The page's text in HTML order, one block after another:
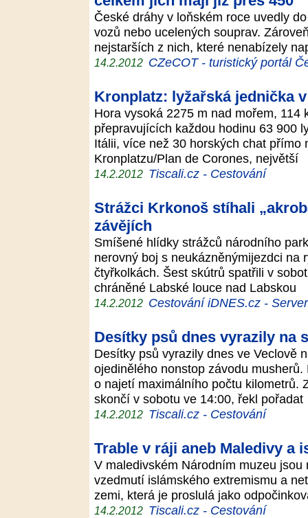
České dráhy v loňském roce uvedly
vozů nebo ucelených souprav.
nejstarších z nich, které nenabízely
14.2.2012 CZeCOT - turistický portál
Kronplatz: lyžařská jednička
Hora vysoká 2275 m nad mořem,
přepravujících každou hodinu 63 900
Itálii, více než 30 horských chat přímo
Kronplatzu/Plan de Corones, největší
14.2.2012 Tiscali.cz - Cestování
Strážci Krkonoš stíhali
závějích
Smíšené hlídky strážců národního
nerovný boj s neukázněnýmijezdci na
čtyřkolkách. Šest skútrů spatřili v
chráněné Labské louce nad Labskou
14.2.2012 Cestování iDNES.cz -
Desítky psů dnes vyrazily na
Desítky psů vyrazily dnes ve Veclově
ojedinělého nonstop závodu
o najetí maximálního počtu kilometrů.
skončí v sobotu ve 14:00, řekl
14.2.2012 Tiscali.cz - Cestování
Trable v ráji aneb Maledivy a
V maledivském Národním muzeu
vzedmutí islámského extremismu a
zemi, která je proslulá jako
14.2.2012 Tiscali.cz - Cestování